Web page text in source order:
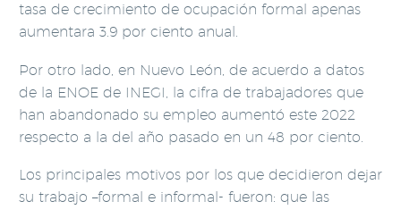
tasa de crecimiento de ocupación formal apenas
aumentara 3.9 por ciento anual.
Por otro lado, en Nuevo León, de acuerdo a datos
de la ENOE de INEGI, la cifra de trabajadores que
han abandonado su empleo aumentó este 2022
respecto a la del año pasado en un 48 por ciento.
Los principales motivos por los que decidieron dejar
su trabajo –formal e informal- fueron: que las